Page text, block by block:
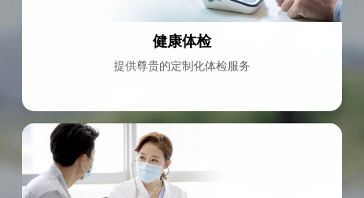
健康体检
提供尊贵的定制化体检服务